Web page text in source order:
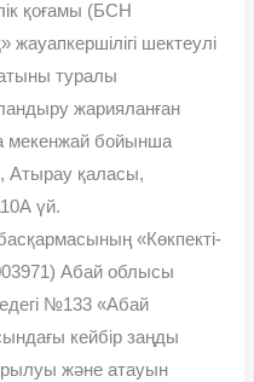
қоғамы (БСН
шектеулі
туралы
жарияланған
мекенжай бойынша
Атырау қаласы,
үй.
«Көкпекті-
Абай облысы
№133 «Абай
кейбір заңды
және атауын